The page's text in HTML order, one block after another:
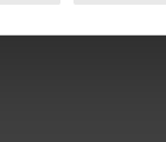
en advertenties
partners
op basis van